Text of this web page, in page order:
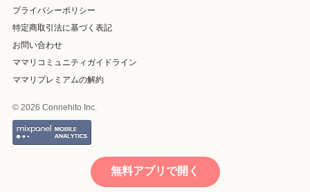
プライバシーポリシー
特定商取引法に基づく表記
お問い合わせ
ママリコミュニティガイドライン
ママリプレミアムの解約
© 2026 Connehito Inc.
無料アプリで開く